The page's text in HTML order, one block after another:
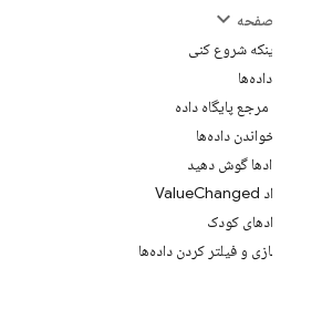
در این صفحه
قبل از اینکه شروع کنی
بازیابی داده‌ها
دریافت مرجع پایگاه داده
یک بار خواندن داده‌ها
به رویدادها گوش دهید
رویداد ValueChanged
رویدادهای کودک
مرتب‌سازی و فیلتر کردن داده‌ها